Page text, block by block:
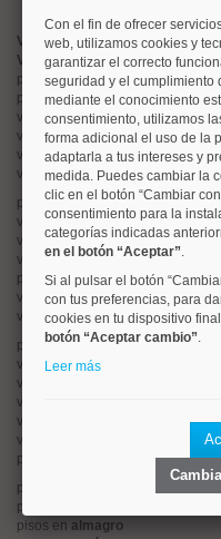
Valorar vivienda online
Vender piso
pisos enchamberí
pisos enmoncloa
viviendas enargüelles
viviendas entetuán
viviendas encuatro caminos
viviendas en chamartín
pisos enrios rosas
viviendas enprosperidad
viviendas enhispanoamerica
viviendas enciudad lineal
pisos en salamanca
viviendas encentro
viviendas ensol
pisos enciudad jardín
viviendas enretiro
viviendas en
viviendas en
viviendas en
viviendas en
pisos en
pisos en
pisos en
pisos en almagro
Con el fin de ofrecer
web, utilizamos cookies y
garantizar el correcto
seguridad y el cumplimiento
mediante el conocimiento
consentimiento, utilizamos
forma adicional el uso de la
adaptarla a tus intereses y
medida. Puedes cambiar la
clic en el botón “Cambiar
consentimiento para la
categorías indicadas
en el botón “Aceptar”.
Si al pulsar el botón
con tus preferencias, para
cookies en tu dispositivo
botón “Aceptar cambio”.
Leer más